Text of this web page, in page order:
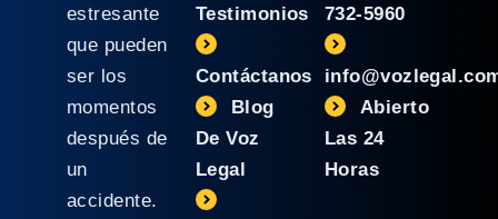
estresante
que pueden
ser los
momentos
después de
un
accidente.
Testimonios
Contáctanos
Blog
De Voz
Legal
732-5960
Abierto
Las 24
Horas